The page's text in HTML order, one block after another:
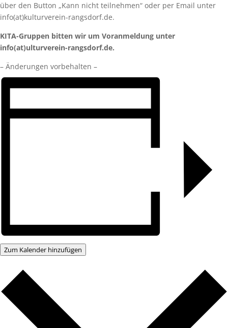
über den Button „Kann nicht teilnehmen“ oder per Email unter
info(at)kulturverein-rangsdorf.de.
KITA-Gruppen bitten wir um Voranmeldung unter
info(at)ulturverein-rangsdorf.de.
– Änderungen vorbehalten –
Zum Kalender hinzufügen